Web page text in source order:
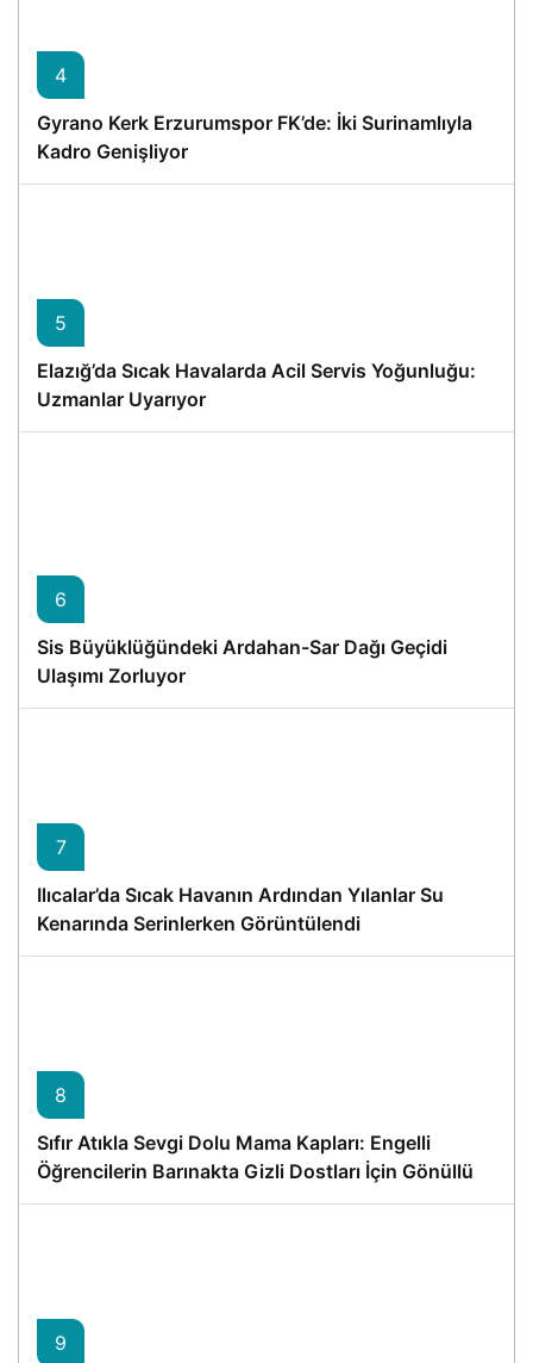
4
Gyrano Kerk Erzurumspor FK’de: İki Surinamlıyla
Kadro Genişliyor
5
Elazığ’da Sıcak Havalarda Acil Servis Yoğunluğu:
Uzmanlar Uyarıyor
6
Sis Büyüklüğündeki Ardahan-Sar Dağı Geçidi
Ulaşımı Zorluyor
7
Ilıcalar’da Sıcak Havanın Ardından Yılanlar Su
Kenarında Serinlerken Görüntülendi
8
Sıfır Atıkla Sevgi Dolu Mama Kapları: Engelli
Öğrencilerin Barınakta Gizli Dostları İçin Gönüllü
Proje
9